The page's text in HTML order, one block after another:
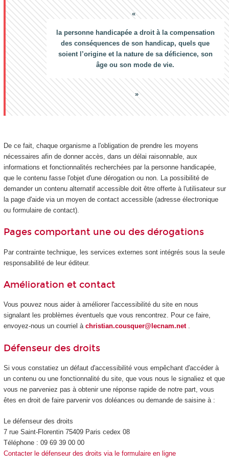
la personne handicapée a droit à la compensation
des conséquences de son handicap, quels que
soient l’origine et la nature de sa déficience, son
âge ou son mode de vie.
De ce fait, chaque organisme a l'obligation de prendre les moyens
nécessaires afin de donner accès, dans un délai raisonnable, aux
informations et fonctionnalités recherchées par la personne handicapée,
que le contenu fasse l'objet d'une dérogation ou non. La possibilité de
demander un contenu alternatif accessible doit être offerte à l'utilisateur sur
la page d'aide via un moyen de contact accessible (adresse électronique
ou formulaire de contact).
Pages comportant une ou des dérogations
Par contrainte technique, les services externes sont intégrés sous la seule
responsabilité de leur éditeur.
Amélioration et contact
Vous pouvez nous aider à améliorer l'accessibilité du site en nous
signalant les problèmes éventuels que vous rencontrez. Pour ce faire,
envoyez-nous un courriel à christian.cousquer@lecnam.net .
Défenseur des droits
Si vous constatiez un défaut d'accessibilité vous empêchant d'accéder à
un contenu ou une fonctionnalité du site, que vous nous le signaliez et que
vous ne parveniez pas à obtenir une réponse rapide de notre part, vous
êtes en droit de faire parvenir vos doléances ou demande de saisine à :
Le défenseur des droits
7 rue Saint-Florentin 75409 Paris cedex 08
Téléphone : 09 69 39 00 00
Contacter le défenseur des droits via le formulaire en ligne